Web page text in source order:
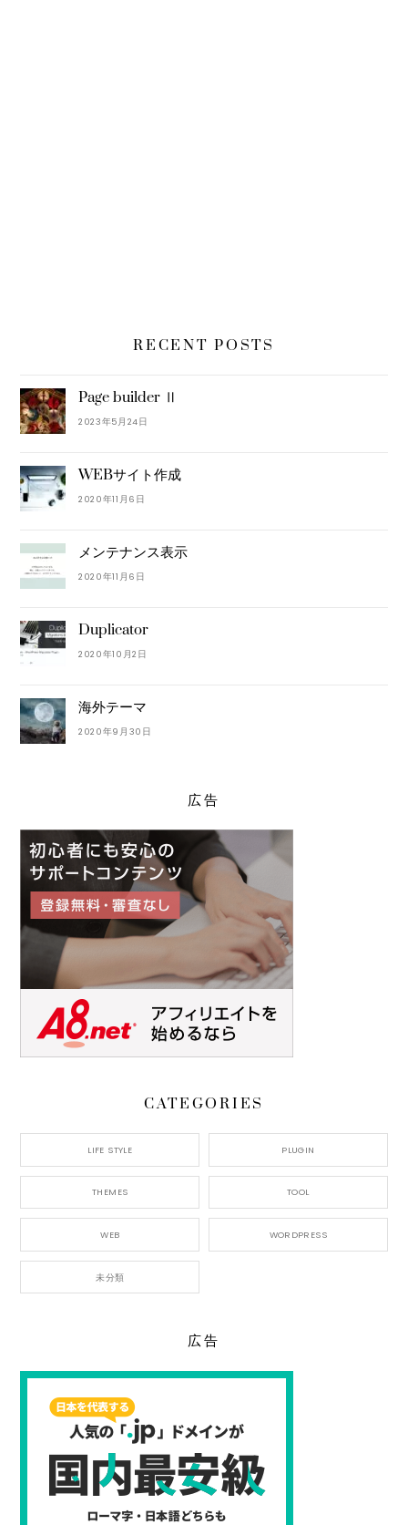
RECENT POSTS
Page builder Ⅱ
2023年5月24日
WEBサイト作成
2020年11月6日
メンテナンス表示
2020年11月6日
Duplicator
2020年10月2日
海外テーマ
2020年9月30日
広告
CATEGORIES
LIFE STYLE PLUGIN
THEMES TOOL
WEB WORDPRESS
未分類
広告